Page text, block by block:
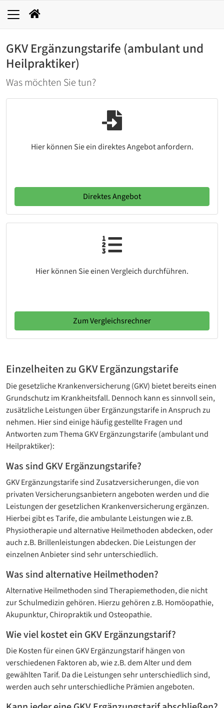
GKV Ergänzungstarife (ambulant und
Heilpraktiker)
Was möchten Sie tun?
Hier können Sie ein direktes Angebot anfordern.
Direktes Angebot
Hier können Sie einen Vergleich durchführen.
Zum Vergleichsrechner
Einzelheiten zu GKV Ergänzungstarife
Die gesetzliche Krankenversicherung (GKV) bietet bereits einen
Grundschutz im Krankheitsfall. Dennoch kann es sinnvoll sein,
zusätzliche Leistungen über Ergänzungstarife in Anspruch zu
nehmen. Hier sind einige häufig gestellte Fragen und
Antworten zum Thema GKV Ergänzungstarife (ambulant und
Heilpraktiker):
Was sind GKV Ergänzungstarife?
GKV Ergänzungstarife sind Zusatzversicherungen, die von
privaten Versicherungsanbietern angeboten werden und die
Leistungen der gesetzlichen Krankenversicherung ergänzen.
Hierbei gibt es Tarife, die ambulante Leistungen wie z.B.
Physiotherapie und alternative Heilmethoden abdecken, oder
auch z.B. Brillenleistungen abdecken. Die Leistungen der
einzelnen Anbieter sind sehr unterschiedlich.
Was sind alternative Heilmethoden?
Alternative Heilmethoden sind Therapiemethoden, die nicht
zur Schulmedizin gehören. Hierzu gehören z.B. Homöopathie,
Akupunktur, Chiropraktik und Osteopathie.
Wie viel kostet ein GKV Ergänzungstarif?
Die Kosten für einen GKV Ergänzungstarif hängen von
verschiedenen Faktoren ab, wie z.B. dem Alter und dem
gewählten Tarif. Da die Leistungen sehr unterschiedlich sind,
werden auch sehr unterschiedliche Prämien angeboten.